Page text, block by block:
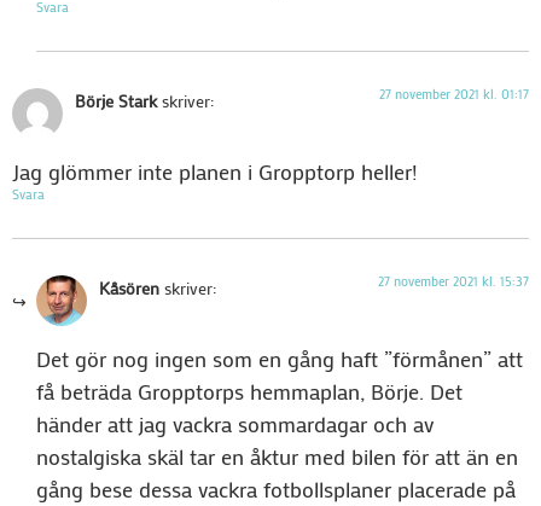
Svara
Börje Stark skriver: 27 november 2021 kl. 01:17
Jag glömmer inte planen i Gropptorp heller!
Svara
Kåsören skriver: 27 november 2021 kl. 15:37
Det gör nog ingen som en gång haft ”förmånen” att
få beträda Gropptorps hemmaplan, Börje. Det
händer att jag vackra sommardagar och av
nostalgiska skäl tar en åktur med bilen för att än en
gång bese dessa vackra fotbollsplaner placerade på